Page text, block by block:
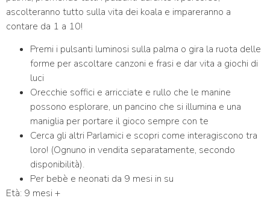
ascolteranno tutto sulla vita dei koala e impareranno a
contare da 1 a 10!
Premi i pulsanti luminosi sulla palma o gira la ruota delle
forme per ascoltare canzoni e frasi e dar vita a giochi di
luci
​Orecchie soffici e arricciate e rullo che le manine
possono esplorare, un pancino che si illumina e una
maniglia per portare il gioco sempre con te
Cerca gli altri Parlamici e scopri come interagiscono tra
loro! (Ognuno in vendita separatamente, secondo
disponibilità).
​Per bebè e neonati da 9 mesi in su
Età: 9 mesi +